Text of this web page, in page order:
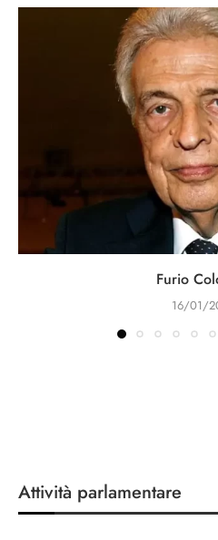
Furio
16/01/
Attività parlamentare